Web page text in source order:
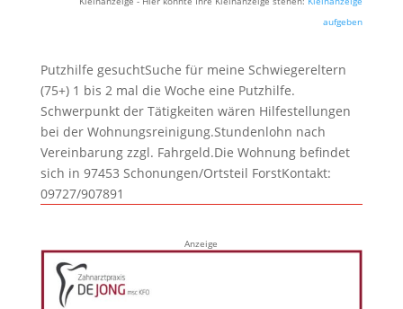
aufgeben
Putzhilfe gesuchtSuche für meine Schwiegereltern
(75+) 1 bis 2 mal die Woche eine Putzhilfe.
Schwerpunkt der Tätigkeiten wären Hilfestellungen
bei der Wohnungsreinigung.Stundenlohn nach
Vereinbarung zzgl. Fahrgeld.Die Wohnung befindet
sich in 97453 Schonungen/Ortsteil ForstKontakt:
09727/907891
Anzeige